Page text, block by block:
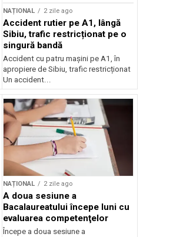
NAȚIONAL 2 zile ago
Accident rutier pe A1, lângă
Sibiu, trafic restricționat pe o
singură bandă
Accident cu patru mașini pe A1, în
apropiere de Sibiu, trafic restricționat
Un accident...
NAȚIONAL 2 zile ago
A doua sesiune a
Bacalaureatului începe luni cu
evaluarea competenţelor
Începe a doua sesiune a